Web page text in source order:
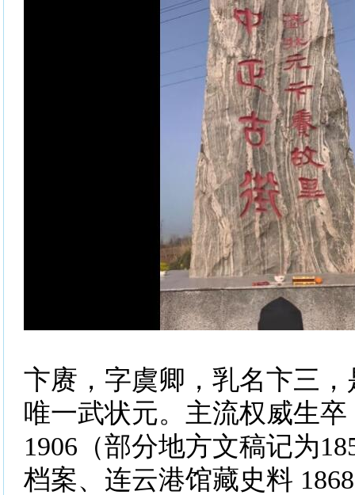
卞赓，字虞卿，乳名卞三
唯一武状元。主流权威生
1906（部分地方文稿记为
档案、连云港馆藏史料